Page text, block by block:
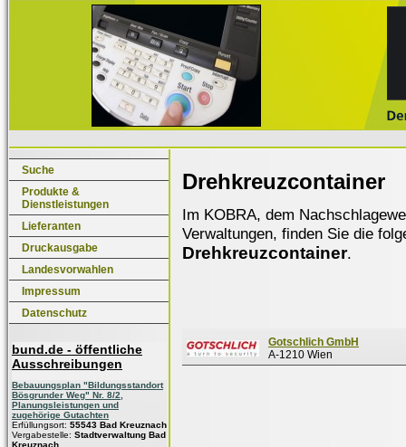
Suche
Produkte &
Dienstleistungen
Lieferanten
Druckausgabe
Landesvorwahlen
Impressum
Datenschutz
bund.de - öffentliche
Ausschreibungen
Bebauungsplan "Bildungsstandort
Bösgrunder Weg" Nr. 8/2,
Planungsleistungen und
zugehörige Gutachten
Erfüllungsort: 55543 Bad Kreuznach
Vergabestelle: Stadtverwaltung Bad
Kreuznach
Drehkreuzcontainer
Im KOBRA, dem
Verwaltungen, finden Sie die
Drehkreuzcontainer.
Gotschlich GmbH
A-1210 Wien